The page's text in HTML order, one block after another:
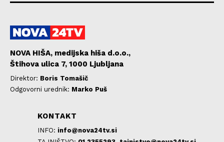
NOVA HIŠA, medijska hiša d.o.o.,
Štihova ulica 7, 1000 Ljubljana
Direktor: Boris Tomašič
Odgovorni urednik: Marko Puš
KONTAKT
INFO: info@nova24tv.si